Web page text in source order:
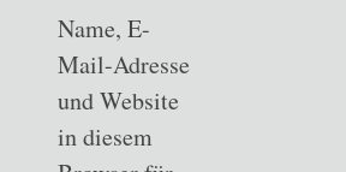
Name, E-
Mail-Adresse
und Website
in diesem